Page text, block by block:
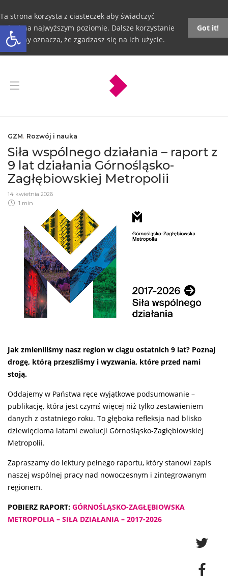
Otwórz pasek narzędzi
Ta strona korzysta z ciasteczek aby świadczyć
usługi na najwyższym poziomie. Dalsze korzystanie
ze strony oznacza, że zgadzasz się na ich użycie.
Got it!
GZM, Rozwój i nauka
Siła wspólnego działania – raport z
9 lat działania Górnośląsko-
Zagłębiowskiej Metropolii
14 kwietnia 2026
1 min
Jak zmieniliśmy nasz region w ciągu ostatnich 9 lat? Poznaj
drogę, którą przeszliśmy i wyzwania, które przed nami
stoją.
Oddajemy w Państwa ręce wyjątkowe podsumowanie –
publikację, która jest czymś więcej niż tylko zestawieniem
danych z ostatniego roku. To głęboka refleksja nad blisko
dziewięcioma latami ewolucji Górnośląsko-Zagłębiowskiej
Metropolii.
Zapraszamy do lektury pełnego raportu, który stanowi zapis
naszej wspólnej pracy nad nowoczesnym i zintegrowanym
regionem.
POBIERZ RAPORT: GÓRNOŚLĄSKO-ZAGŁĘBIOWSKA
METROPOLIA – SIŁA DZIAŁANIA – 2017-2026